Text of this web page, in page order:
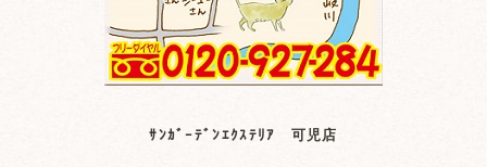
ｻﾝｶﾞｰﾃﾞﾝｴｸｽﾃﾘｱ 可児店